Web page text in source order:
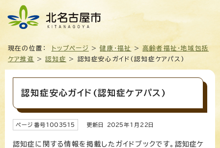
現在の位置： トップページ >健康・福祉 >高齢者福祉・地域包括
ケア推進
>認知症 > 認知症安心ガイド(認知症ケアパス)
認知症安心ガイド(認知症ケアパス)
ページ番号1003515 更新日 2025年1月 22 日
認知症に関する情報を掲載したガイドブックです。認知症ケ